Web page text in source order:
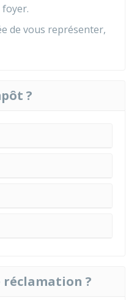
de vous représenter,
?
réclamation ?